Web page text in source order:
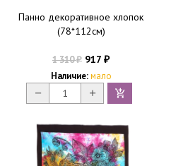
Панно декоративное хлопок
(78*112см)
1 310₽ 917 ₽
Наличие: мало